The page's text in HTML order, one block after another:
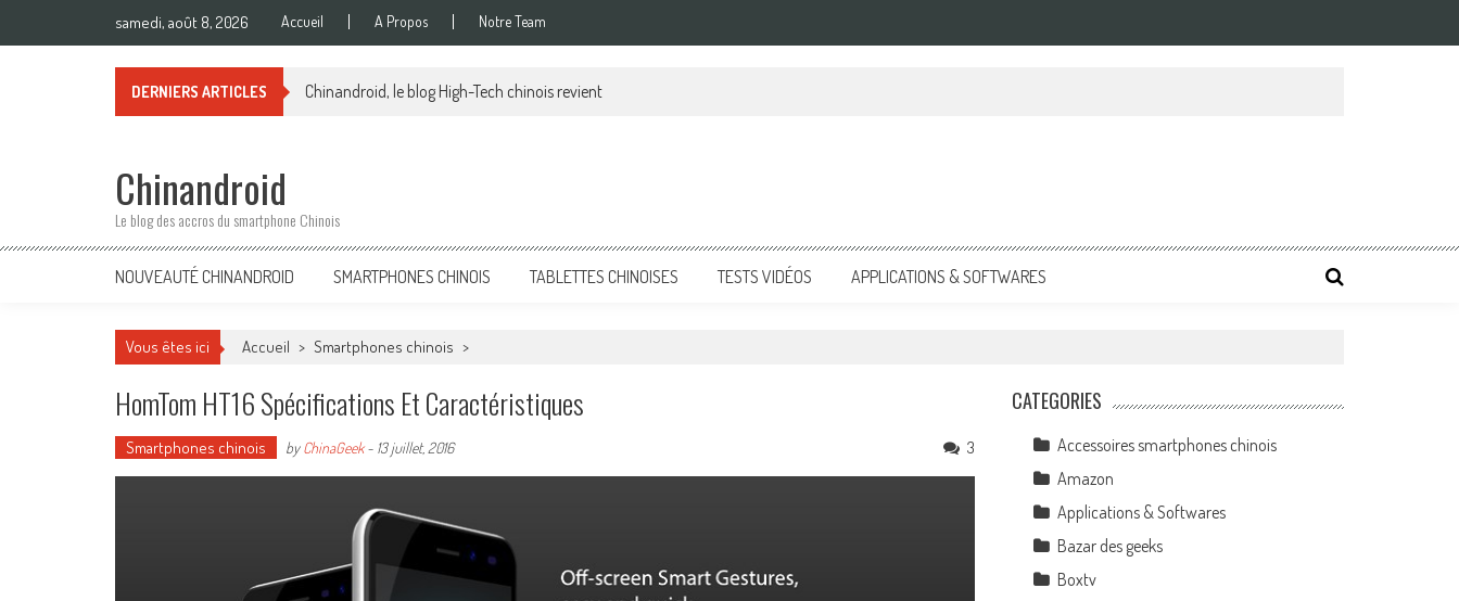
samedi, août 8, 2026 Accueil A Propos Notre Team
DERNIERS ARTICLES Chinandroid, le blog High-Tech chinois revient
Chinandroid
Le blog des accros du smartphone Chinois
NOUVEAUTÉ CHINANDROID SMARTPHONES CHINOIS TABLETTES CHINOISES TESTS VIDÉOS APPLICATIONS & SOFTWARES
Vous êtes ici Accueil > Smartphones chinois >
HomTom HT16 Spécifications Et Caractéristiques
Smartphones chinois byChinaGeek- 13 juillet, 2016 3
CATEGORIES
Accessoires smartphones chinois
Amazon
Applications & Softwares
Bazar des geeks
Boxtv